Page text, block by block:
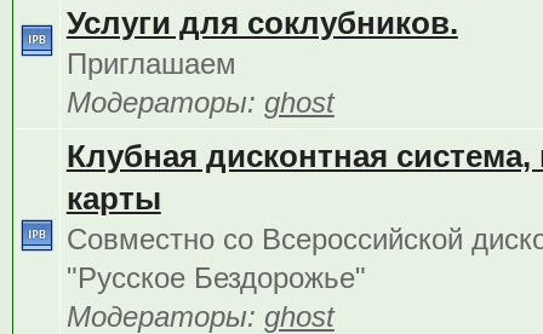
Услуги для соклубников.
Приглашаем
Модераторы: ghost
Клубная дисконтная
карты
Совместно со Всероссийской
"Русское Бездорожье"
Модераторы: ghost